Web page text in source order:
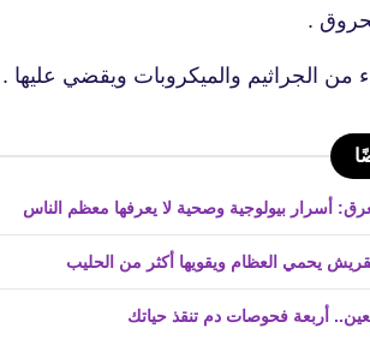
.
من الجراثيم والميكروبات ويقضي عليها .
أسرار بيولوجية وصحية لا يعرفها معظم الناس
يحمي العظام ويقويها أكثر من الحليب
أربعة فحوصات دم تنقذ حياتك